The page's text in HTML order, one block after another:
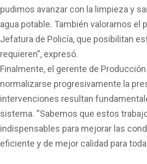
pudimos avanzar con la limpieza y
agua potable. También valoramos el
Jefatura de Policía, que posibilitan
requieren”, expresó.
Finalmente, el gerente de
normalizarse progresivamente la
intervenciones resultan
sistema. “Sabemos que estos
indispensables para mejorar las
eficiente y de mejor calidad para